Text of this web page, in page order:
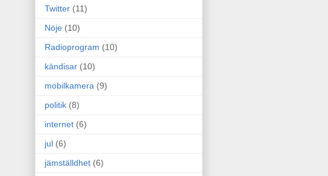
Twitter (11)
Nöje (10)
Radioprogram (10)
kändisar (10)
mobilkamera (9)
politik (8)
internet (6)
jul (6)
jämställdhet (6)